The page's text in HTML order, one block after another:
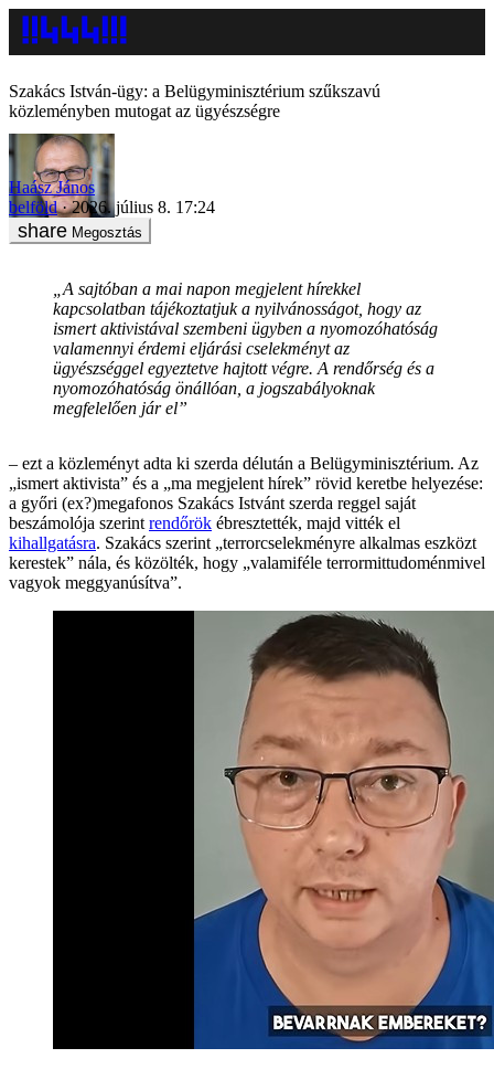
Szakács István-ügy: a Belügyminisztérium szűkszavú
közleményben mutogat az ügyészségre
Haász János
belföld
2026. július 8. 17:24
Megosztás
„A sajtóban a mai napon megjelent hírekkel
kapcsolatban tájékoztatjuk a nyilvánosságot, hogy az
ismert aktivistával szembeni ügyben a nyomozóhatóság
valamennyi érdemi eljárási cselekményt az
ügyészséggel egyeztetve hajtott végre. A rendőrség és a
nyomozóhatóság önállóan, a jogszabályoknak
megfelelően jár el”
– ezt a közleményt adta ki szerda délután a Belügyminisztérium. Az
„ismert aktivista” és a „ma megjelent hírek” rövid keretbe helyezése:
a győri (ex?)megafonos Szakács Istvánt szerda reggel saját
beszámolója szerint rendőrök ébresztették, majd vitték el
kihallgatásra. Szakács szerint „terrorcselekményre alkalmas eszközt
kerestek” nála, és közölték, hogy „valamiféle terrormittudoménmivel
vagyok meggyanúsítva”.